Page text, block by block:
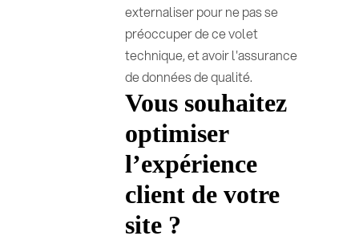
externaliser pour ne pas se
préoccuper de ce volet
technique, et avoir l'assurance
de données de qualité.
Vous souhaitez
optimiser
l’expérience
client de votre
site ?